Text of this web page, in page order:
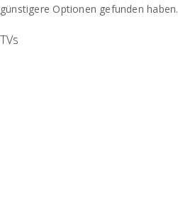
günstigere Optionen gefunden haben.
TVs